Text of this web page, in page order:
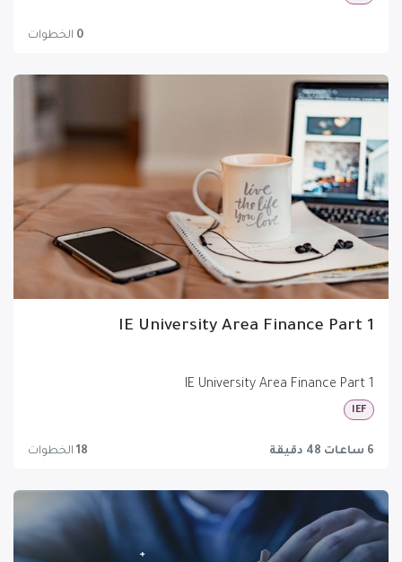
0 الخطوات
IE University Area Finance Part 1
IE University Area Finance Part 1
IEF
6 ساعات 48 دقيقة 18 الخطوات